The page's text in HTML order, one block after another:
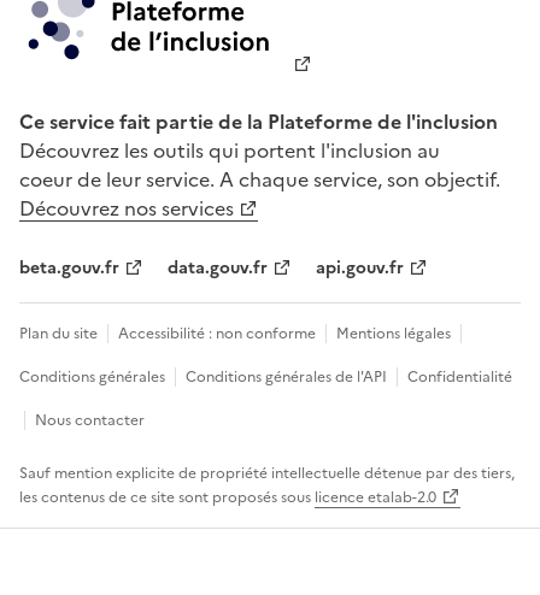
Ce service fait partie de la Plateforme de l'inclusion
Découvrez les outils qui portent l'inclusion au
coeur de leur service. A chaque service, son objectif.
Découvrez nos services
beta.gouv.fr data.gouv.fr api.gouv.fr
Plan du site Accessibilité : non conforme
Mentions légales
Conditions générales
Conditions générales de l'API
Confidentialité
Nous contacter
Sauf mention explicite de propriété intellectuelle détenue par des tiers,
les contenus de ce site sont proposés sous licence etalab-2.0